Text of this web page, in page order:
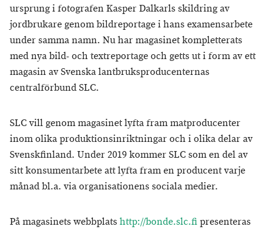
ursprung i fotografen Kasper Dalkarls skildring av
jordbrukare genom bildreportage i hans examensarbete
under samma namn. Nu har magasinet kompletterats
med nya bild- och textreportage och getts ut i form av ett
magasin av Svenska lantbruksproducenternas
centralförbund SLC.
SLC vill genom magasinet lyfta fram matproducenter
inom olika produktionsinriktningar och i olika delar av
Svenskfinland. Under 2019 kommer SLC som en del av
sitt konsumentarbete att lyfta fram en producent varje
månad bl.a. via organisationens sociala medier.
På magasinets webbplatshttp://bonde.slc.fipresenteras